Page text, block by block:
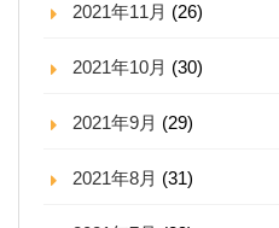
2021年11月 (26)
2021年10月 (30)
2021年9月 (29)
2021年8月 (31)